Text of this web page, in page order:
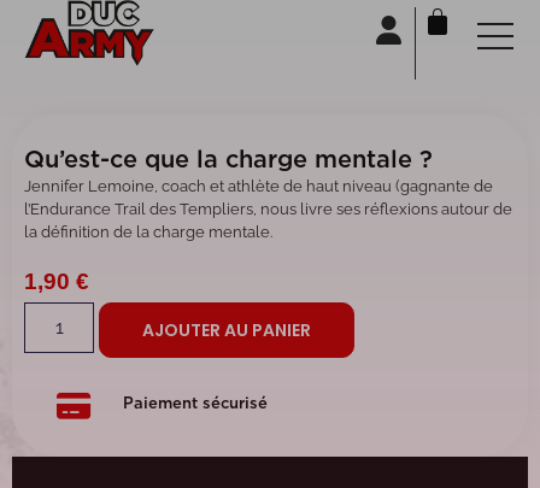
Qu’est-ce que la charge mentale ?
Jennifer Lemoine, coach et athlète de haut niveau (gagnante de
l’Endurance Trail des Templiers, nous livre ses réflexions autour de
la définition de la charge mentale.
1,90 €
AJOUTER AU PANIER
Paiement sécurisé
Panneau de gestion des cookies